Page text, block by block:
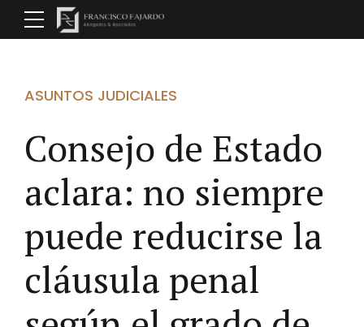
ASUNTOS JUDICIALES
Consejo de Estado
aclara: no siempre
puede reducirse la
cláusula penal